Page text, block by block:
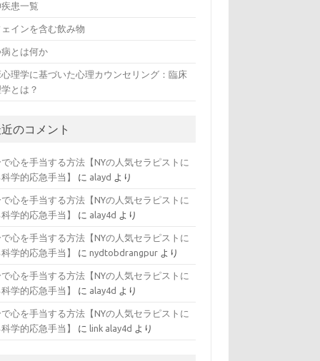
患一覧
インを含む飲み物
とは何か
理学に基づいた心理カウンセリング：臨床
とは？
のコメント
心を手当する方法【NYの人気セラピストに
学的応急手当】
に alayd より
心を手当する方法【NYの人気セラピストに
学的応急手当】
に alay4d より
心を手当する方法【NYの人気セラピストに
学的応急手当】
にnydtobdrangpur より
心を手当する方法【NYの人気セラピストに
学的応急手当】
に alay4d より
心を手当する方法【NYの人気セラピストに
学的応急手当】
に link alay4d より